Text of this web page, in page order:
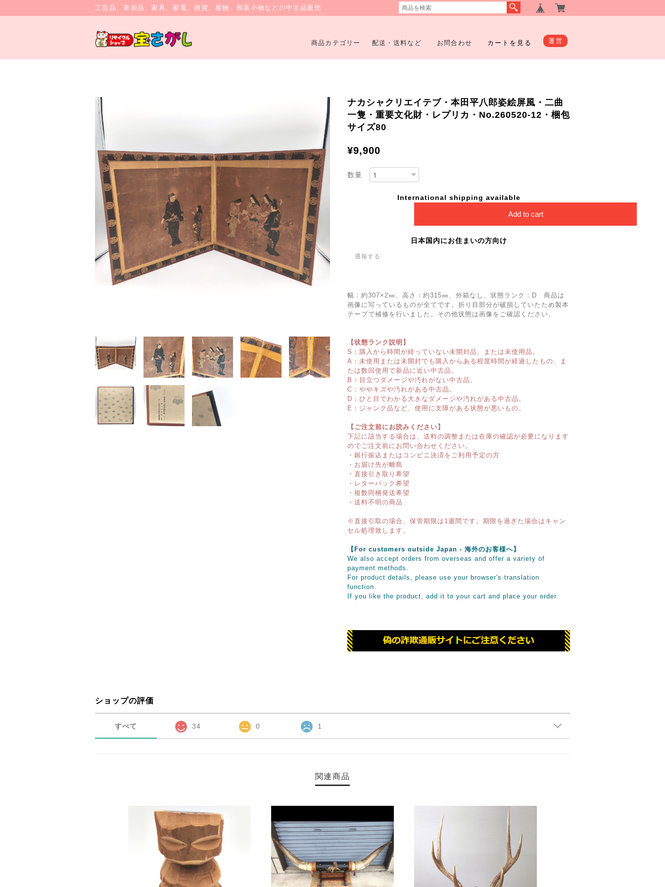
工芸品、美術品、家具、家電、雑貨、着物、和装小物などの中古品販売
商品カテゴリー 配送・送料など お問合わせ カートを見る 運営
ナカシャクリエイテブ・本田平八郎姿絵屏風・二曲
一隻・重要文化財・レプリカ・No.260520-12・梱包
サイズ80
¥9,900
数量
International shipping available
Add to cart
日本国内にお住まいの方向け
通報する
幅：約307×2㎜、高さ：約315㎜、外箱なし、状態ランク：D 商品は
画像に写っているものが全てです。折り目部分が破損していたため製本
テープで補修を行いました。その他状態は画像をご確認ください。
【状態ランク説明】
S：購入から時間が経っていない未開封品、または未使用品。
A：未使用または未開封でも購入からある程度時間が経過したもの、ま
たは数回使用で新品に近い中古品。
B：目立つダメージや汚れがない中古品。
C：ややキズや汚れがある中古品。
D：ひと目でわかる大きなダメージや汚れがある中古品。
E：ジャンク品など、使用に支障がある状態が悪いもの。
【ご注文前にお読みください】
下記に該当する場合は、送料の調整または在庫の確認が必要になります
のでご注文前にお問い合わせください。
・銀行振込またはコンビニ決済をご利用予定の方
・お届け先が離島
・直接引き取り希望
・レターパック希望
・複数同梱発送希望
・送料不明の商品
※直接引取の場合、保管期限は1週間です。期限を過ぎた場合はキャン
セル処理致します。
【For customers outside Japan - 海外のお客様へ】
We also accept orders from overseas and offer a variety of
payment methods.
For product details, please use your browser's translation
function.
If you like the product, add it to your cart and place your order.
ショップの評価
すべて 34 0 1
関連商品